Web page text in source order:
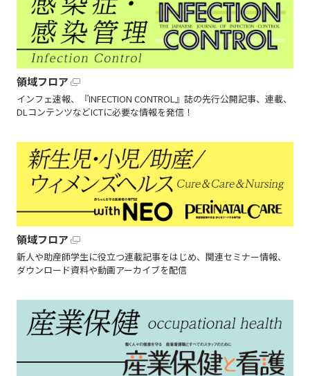
領域フロア
インフェ速報、『INFECTION CONTROL』誌の先行公開記事、連載、
DLコンテンツなどICTに必要な情報を発信！
領域フロア
新人や助産師学生に役立つ連載記事をはじめ、関連セミナー情報、
ダウンロード資料や動画アーカイブを配信